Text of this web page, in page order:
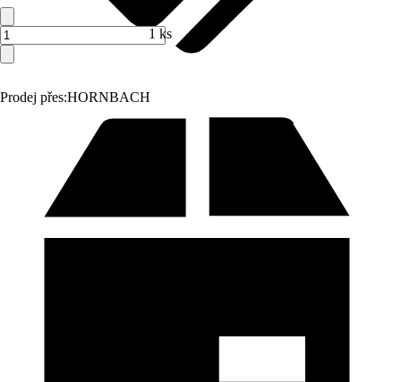
Prodej přes:HORNBACH
1 ks